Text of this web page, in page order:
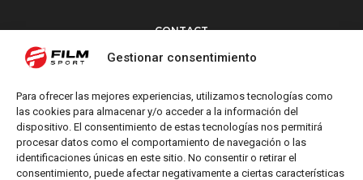
Gestionar consentimiento
Para ofrecer las mejores experiencias, utilizamos tecnologías como
las cookies para almacenar y/o acceder a la información del
dispositivo. El consentimiento de estas tecnologías nos permitirá
procesar datos como el comportamiento de navegación o las
identificaciones únicas en este sitio. No consentir o retirar el
consentimiento, puede afectar negativamente a ciertas características
CONTACT
Torrent d’en Vidalet, 51 baixos
M: info@filmsport.es
Legal Notice
Privacy Policy